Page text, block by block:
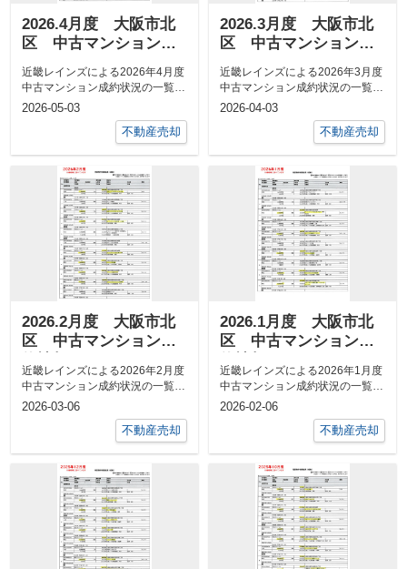
2026.4月度 大阪市北
区 中古マンション成
約情報
近畿レインズによる2026年4月度
中古マンション成約状況の一覧表
を掲載いたします。現在の中古マ
2026-05-03
不動産売却
2026.3月度 大阪市北
区 中古マンション成
約情報
近畿レインズによる2026年3月度
中古マンション成約状況の一覧表
を掲載いたします。現在の中古マ
2026-04-03
不動産売却
2026.2月度 大阪市北
区 中古マンション成
近畿レインズによる2026年2月度
中古マンション成約状況の一覧表
を掲載いたします。現在の中古マ
2026-03-06
不動産売却
2026.1月度 大阪市北
区 中古マンション成
近畿レインズによる2026年1月度
中古マンション成約状況の一覧表
を掲載いたします。現在の中古マ
2026-02-06
不動産売却